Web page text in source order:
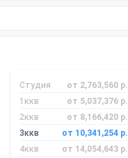
Студия
от 2,763,560 р.
1ккв
от 5,037,376 р.
2ккв
от 8,166,420 р.
3ккв
от 10,341,254 р.
4ккв
от 14,054,643 р.